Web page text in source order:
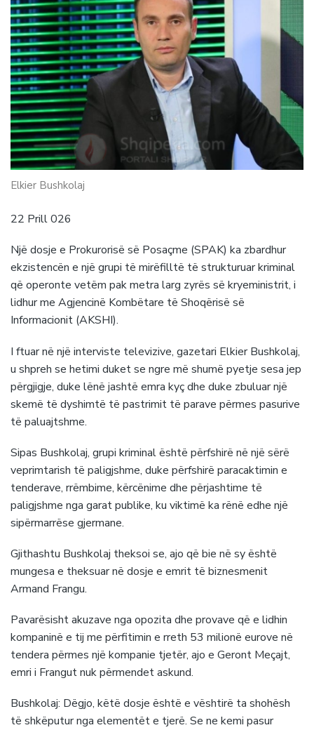
Elkier Bushkolaj
22 Prill 026
Një dosje e Prokurorisë së Posaçme (SPAK) ka zbardhur
ekzistencën e një grupi të mirëfilltë të strukturuar kriminal
që operonte vetëm pak metra larg zyrës së kryeministrit, i
lidhur me Agjencinë Kombëtare të Shoqërisë së
Informacionit (AKSHI).
I ftuar në një interviste televizive, gazetari Elkier Bushkolaj,
u shpreh se hetimi duket se ngre më shumë pyetje sesa jep
përgjigje, duke lënë jashtë emra kyç dhe duke zbuluar një
skemë të dyshimtë të pastrimit të parave përmes pasurive
të paluajtshme.
Sipas Bushkolaj, grupi kriminal është përfshirë në një sërë
veprimtarish të paligjshme, duke përfshirë paracaktimin e
tenderave, rrëmbime, kërcënime dhe përjashtime të
paligjshme nga garat publike, ku viktimë ka rënë edhe një
sipërmarrëse gjermane.
Gjithashtu Bushkolaj theksoi se, ajo që bie në sy është
mungesa e theksuar në dosje e emrit të biznesmenit
Armand Frangu.
Pavarësisht akuzave nga opozita dhe provave që e lidhin
kompaninë e tij me përfitimin e rreth 53 milionë eurove në
tendera përmes një kompanie tjetër, ajo e Geront Meçajt,
emri i Frangut nuk përmendet askund.
Bushkolaj: Dëgjo, këtë dosje është e vështirë ta shohësh
të shkëputur nga elementët e tjerë. Se ne kemi pasur